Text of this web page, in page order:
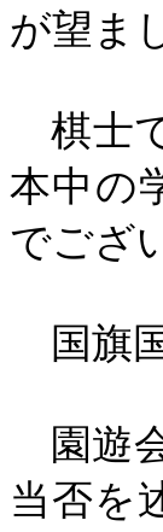
が望ま
棋士
本中の
でござ
国旗
園遊
当否を